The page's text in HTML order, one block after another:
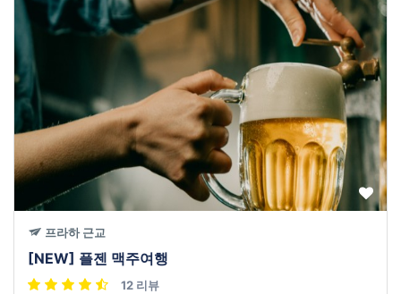
프라하 근교
[NEW] 플젠 맥주여행
12 리뷰